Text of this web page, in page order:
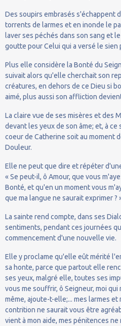
Des soupirs embrasés s'échappent
torrents de larmes et en inonde le
laver ses péchés dans son sang et
goutte pour Celui qui a versé le sien
Plus elle considère la Bonté du
suivait alors qu'elle cherchait son
créatures, en dehors de ce Dieu si
aimé, plus aussi son affliction
La claire vue de ses misères et des
devant les yeux de son âme; et, à
coeur de Catherine soit au moment
Douleur.
Elle ne peut que dire et répéter
« Se peut-il, ô Amour, que vous
Bonté, et qu'en un moment vous
que ma langue ne saurait exprimer ?
La sainte rend compte, dans ses
sentiments, pendant ces journées
commencement d'une nouvelle vie.
Elle y proclame qu'elle eût mérité
sa honte, parce que partout elle
ses yeux, malgré elle, toutes ses
vous me souffrir, ô Seigneur, moi
même, ajoute-t-elle;... mes larmes
contrition ne saurait vous être
vient à mon aide, mes pénitences